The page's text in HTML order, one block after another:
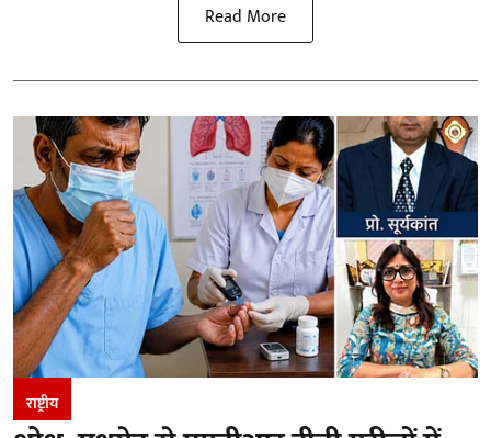
Read More
राष्ट्रीय